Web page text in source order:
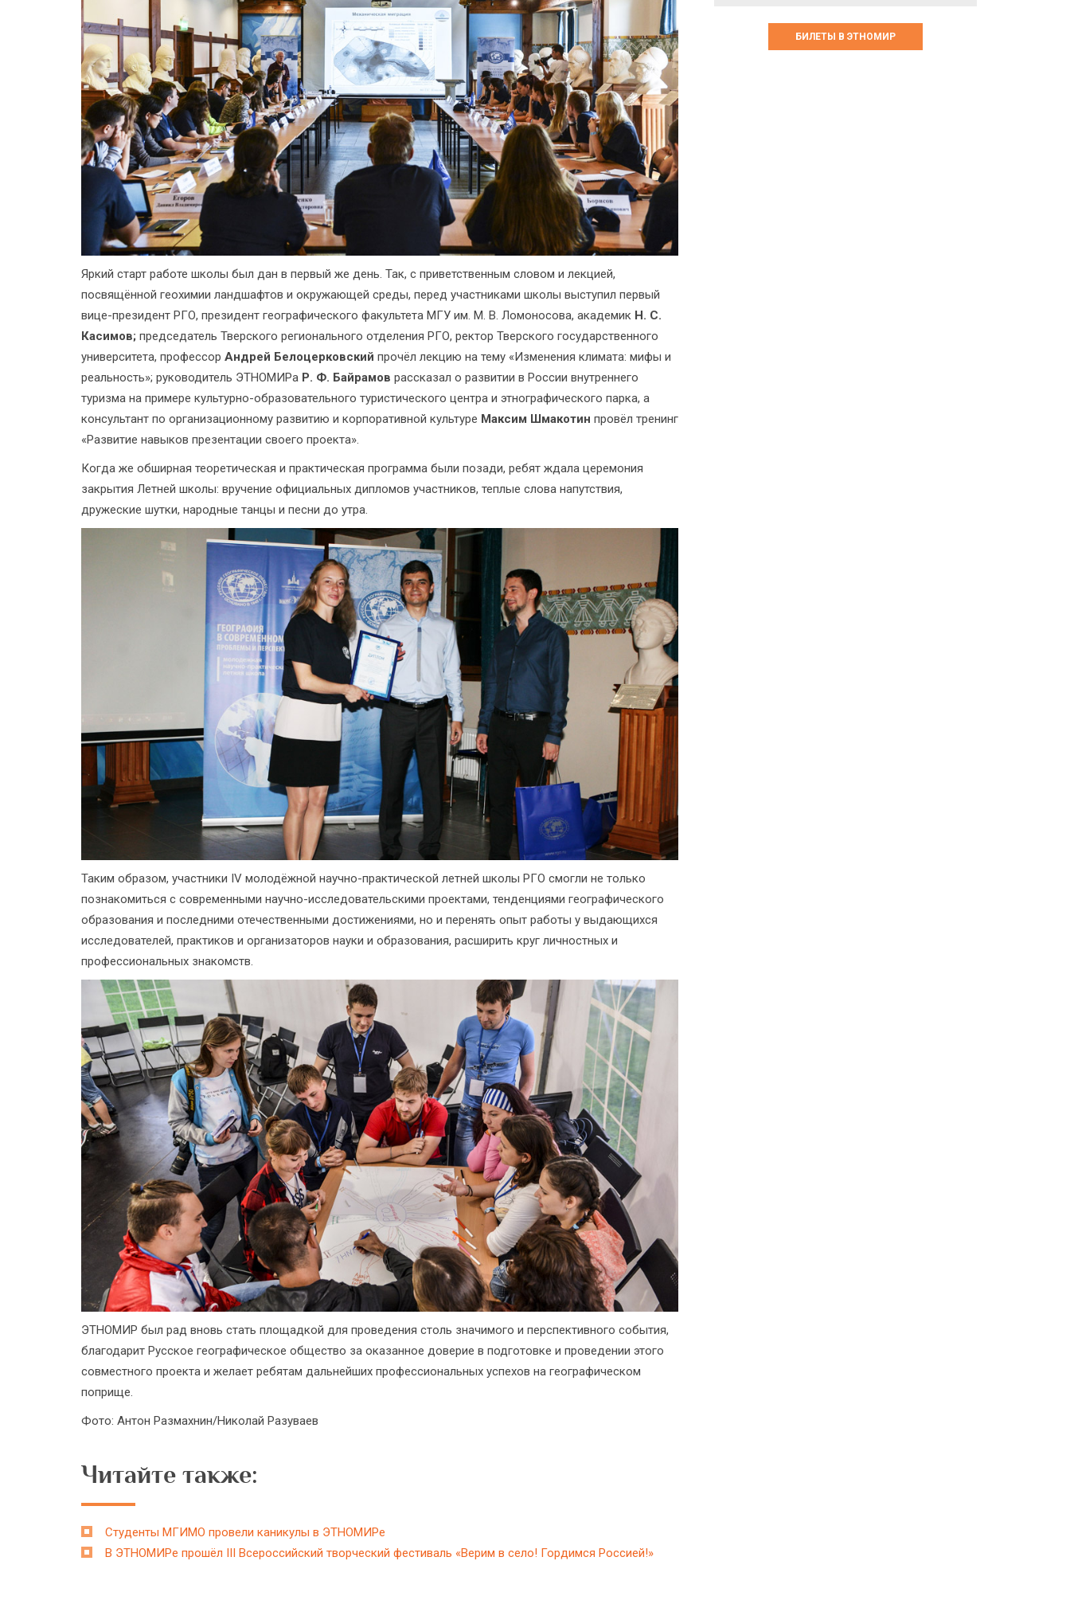
Яркий старт работе школы был дан в первый же день. Так, с приветственным словом и лекцией,
посвящённой геохимии ландшафтов и окружающей среды, перед участниками школы выступил первый
вице-президент РГО, президент географического факультета МГУ им. М. В. Ломоносова, академик Н. С.
Касимов; председатель Тверского регионального отделения РГО, ректор Тверского государственного
университета, профессор Андрей Белоцерковский прочёл лекцию на тему «Изменения климата: мифы и
реальность»; руководитель ЭТНОМИРа Р. Ф. Байрамов рассказал о развитии в России внутреннего
туризма на примере культурно-образовательного туристического центра и этнографического парка, а
консультант по организационному развитию и корпоративной культуре Максим Шмакотин провёл тренинг
«Развитие навыков презентации своего проекта».
Когда же обширная теоретическая и практическая программа были позади, ребят ждала церемония
закрытия Летней школы: вручение официальных дипломов участников, теплые слова напутствия,
дружеские шутки, народные танцы и песни до утра.
Таким образом, участники IV молодёжной научно-практической летней школы РГО смогли не только
познакомиться с современными научно-исследовательскими проектами, тенденциями географического
образования и последними отечественными достижениями, но и перенять опыт работы у выдающихся
исследователей, практиков и организаторов науки и образования, расширить круг личностных и
профессиональных знакомств.
ЭТНОМИР был рад вновь стать площадкой для проведения столь значимого и перспективного события,
благодарит Русское географическое общество за оказанное доверие в подготовке и проведении этого
совместного проекта и желает ребятам дальнейших профессиональных успехов на географическом
поприще.
Фото: Антон Размахнин/Николай Разуваев
Читайте также:
Студенты МГИМО провели каникулы в ЭТНОМИРе
В ЭТНОМИРе прошёл III Всероссийский творческий фестиваль «Верим в село! Гордимся Россией!»
БИЛЕТЫ В ЭТНОМИР